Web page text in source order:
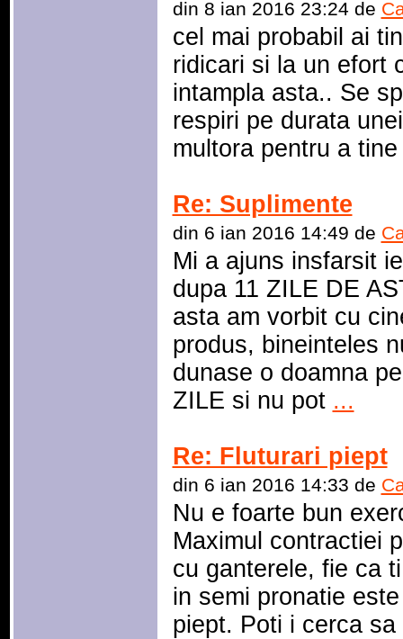
din 8 ian 2016 23:24 de
cel mai probabil ai
ridicari si la un efort
intampla asta.. Se
respiri pe durata
multora pentru a
Re: Suplimente
din 6 ian 2016 14:49 de
Mi a ajuns insfarsit
dupa 11 ZILE DE
asta am vorbit cu
produs, bineinteles
dunase o doamna
ZILE si nu pot ...
Re: Fluturari piept
din 6 ian 2016 14:33 de
Nu e foarte bun
Maximul contractiei
cu ganterele, fie ca
in semi pronatie
piept. Poti i cerca